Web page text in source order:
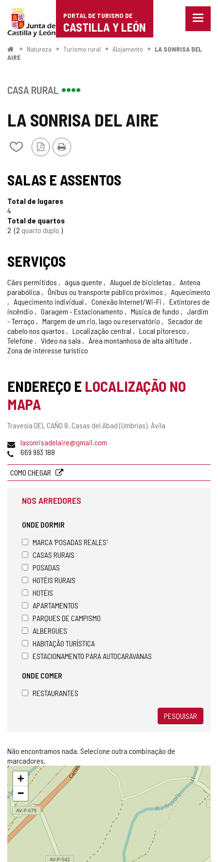
Portal
de
Turismo
de
Castilla
León
PORTAL DE TURISMO DE
CASTILLA Y LEÓN
Menu
ComeçoNatureza Turismo rural Alojamento
LA SONRISA DEL
AIRE
LA SONRISA DEL AIRE
Adicionar
de
meus
Versão
PDF
Imprimir
CASA RURAL
SALAS E ASSENTOS
Total de lugares
4
Total de quartos
2 2 quarto duplo
SERVIÇOS
Cães permitidos água quente Aluguel de bicicletas
Antena
parabólica
Ônibus ou transporte público próximos
Aquecimento
Aquecimento individual
Conexão Internet/Wi-Fi
Extintores de
incêndio
Garagem - Estacionamento Música de fundo
Jardim
- Terraço
Margem de um rio, lago ou reservatório
Secador de
cabelo nos quartos
Localização central
Local pitoresco
Telefone
Vídeo na sala
Área montanhosa de alta altitude
Zona de interesse turístico
ENDEREÇO E LOCALIZAÇÃO NO
MAPA
Endereço
Travesía DEL CAÑO 8. Casas del Abad (Umbrías). Ávila
Endereço
de
lasonrisadelaire@gmail.com
Telefones
669 993 188
COMO CHEGAR
NOS ARREDORES
ONDE DORMIR
MARCA 'POSADAS REALES'
CASAS RURAIS
POSADAS
HOTÉIS RURAIS
HOTÉIS
APARTAMENTOS
PARQUES DE CAMPISMO
ALBERGUES
HABITAÇÃO TURÍSTICA
ESTACIONAMENTO PARA AUTOCARAVANAS
ONDE COMER
RESTAURANTES
PESQUISAR
Não encontramos nada. Selecione outra combinação de
marcadores.
Pular
mapa
+
−